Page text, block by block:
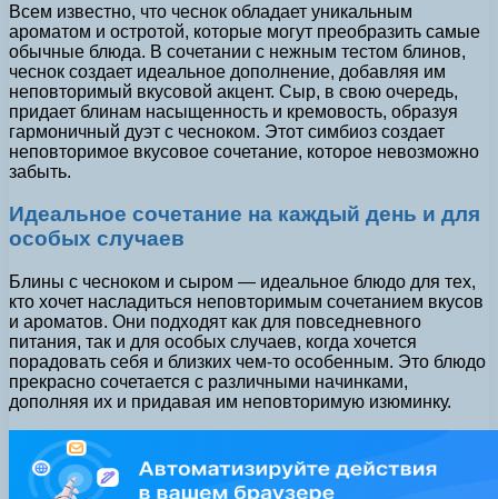
Всем известно, что чеснок обладает уникальным
ароматом и остротой, которые могут преобразить самые
обычные блюда. В сочетании с нежным тестом блинов,
чеснок создает идеальное дополнение, добавляя им
неповторимый вкусовой акцент. Сыр, в свою очередь,
придает блинам насыщенность и кремовость, образуя
гармоничный дуэт с чесноком. Этот симбиоз создает
неповторимое вкусовое сочетание, которое невозможно
забыть.
Идеальное сочетание на каждый день и для
особых случаев
Блины с чесноком и сыром — идеальное блюдо для тех,
кто хочет насладиться неповторимым сочетанием вкусов
и ароматов. Они подходят как для повседневного
питания, так и для особых случаев, когда хочется
порадовать себя и близких чем-то особенным. Это блюдо
прекрасно сочетается с различными начинками,
дополняя их и придавая им неповторимую изюминку.